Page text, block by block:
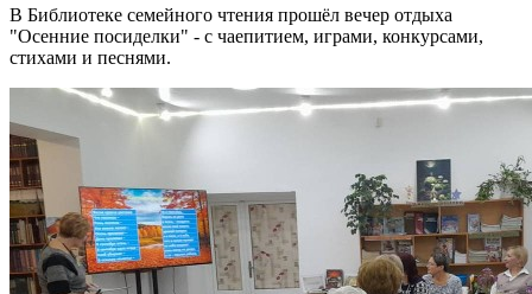
В Библиотеке семейного чтения прошёл вечер отдыха
"Осенние посиделки" - с чаепитием, играми, конкурсами,
стихами и песнями.